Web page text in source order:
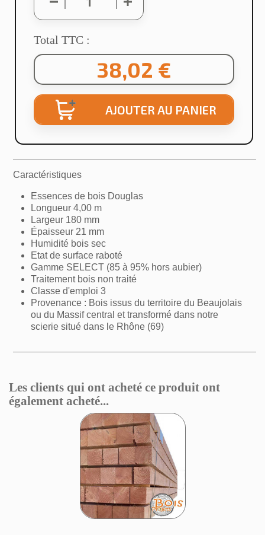
Total TTC :
38,02 €
AJOUTER AU PANIER
Caractéristiques
Essences de bois Douglas
Longueur 4,00 m
Largeur 180 mm
Épaisseur 21 mm
Humidité bois sec
Etat de surface raboté
Gamme SELECT (85 à 95% hors aubier)
Traitement bois non traité
Classe d'emploi 3
Provenance : Bois issus du territoire du Beaujolais
ou du Massif central et transformé dans notre
scierie situé dans le Rhône (69)
Les clients qui ont acheté ce produit ont
également acheté...
Créer une liste d'envies ×
Nom de la liste d'envies